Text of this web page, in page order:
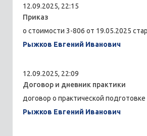
12.09.2025, 22:15
Приказ
о стоимости 3-806 от 19.05.2025
Рыжков Евгений Иванович
12.09.2025, 22:09
Договор и дневник практики
договор о практической
Рыжков Евгений Иванович